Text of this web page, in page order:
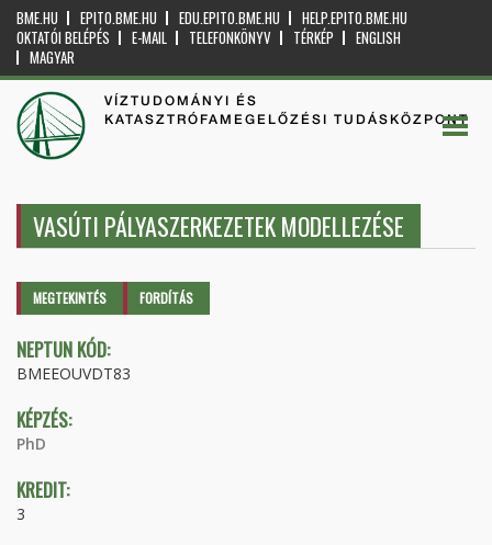
BME.HU EPITO.BME.HU EDU.EPITO.BME.HU
HELP.EPITO.BME.HU
OKTATÓI BELÉPÉS
E-MAIL TELEFONKÖNYV TÉRKÉP
ENGLISH
MAGYAR
VÍZTUDOMÁNYI ÉS
KATASZTRÓFAMEGELŐZÉSI TUDÁSKÖZPONT
VASÚTI PÁLYASZERKEZETEK MODELLEZÉSE
Elsődleges fülek
MEGTEKINTÉS (AKTÍVFORDÍTÁS
NEPTUN KÓD:
BMEEOUVDT83
KÉPZÉS:
PhD
KREDIT:
3